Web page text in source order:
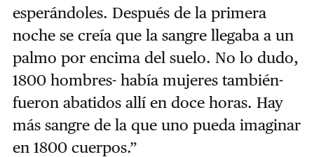
esperándoles. Después de la primera
noche se creía que la sangre llegaba a un
palmo por encima del suelo. No lo dudo,
1800 hombres- había mujeres también-
fueron abatidos allí en doce horas. Hay
más sangre de la que uno pueda imaginar
en 1800 cuerpos.”